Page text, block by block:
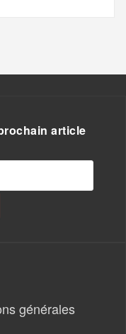
article
générales